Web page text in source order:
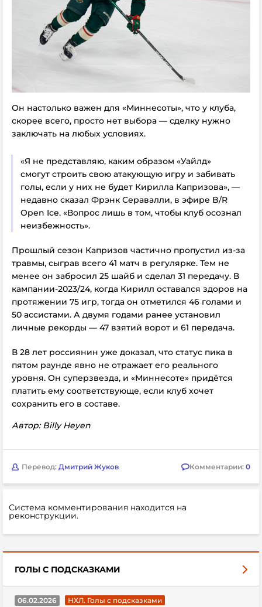
Он настолько важен для «Миннесоты», что у клуба,
скорее всего, просто нет выбора — сделку нужно
заключать на любых условиях.
«Я не представляю, каким образом «Уайлд»
смогут строить свою атакующую игру и забивать
голы, если у них не будет Кирилла Капризова», —
недавно сказал Фрэнк Серавалли, в эфире B/R
Open Ice. «Вопрос лишь в том, чтобы клуб осознал
неизбежность».
Прошлый сезон Капризов частично пропустил из-за
травмы, сыграв всего 41 матч в регулярке. Тем не
менее он забросил 25 шайб и сделал 31 передачу. В
кампании-2023/24, когда Кирилл оставался здоров на
протяжении 75 игр, тогда он отметился 46 голами и
50 ассистами. А двумя годами ранее установил
личные рекорды — 47 взятий ворот и 61 передача.
В 28 лет россиянин уже доказал, что статус пика в
пятом раунде явно не отражает его реального
уровня. Он суперзвезда, и «Миннесоте» придётся
платить ему соответствующе, если клуб хочет
сохранить его в составе.
Автор: Billy Heyen
Перевод: Дмитрий Жуков Комментарии: 0
Система комментирования находится на
реконструкции.
ГОЛЫ С ПОДСКАЗКАМИ
06.02.2026
НХЛ. Голы с подсказками